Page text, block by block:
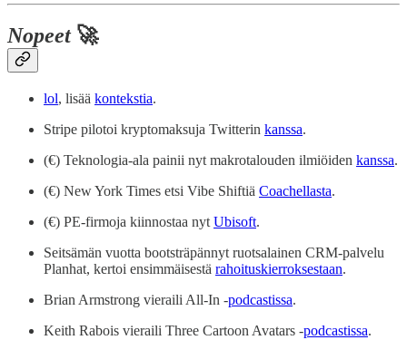
Nopeet🚀
lol, lisää kontekstia.
Stripe pilotoi kryptomaksuja Twitterin kanssa.
(€) Teknologia-ala painii nyt makrotalouden ilmiöiden kanssa.
(€) New York Times etsi Vibe Shiftiä Coachellasta.
(€) PE-firmoja kiinnostaa nyt Ubisoft.
Seitsämän vuotta bootsträpännyt ruotsalainen CRM-palvelu
Planhat, kertoi ensimmäisestä rahoituskierroksestaan.
Brian Armstrong vieraili All-In -podcastissa.
Keith Rabois vieraili Three Cartoon Avatars -podcastissa.